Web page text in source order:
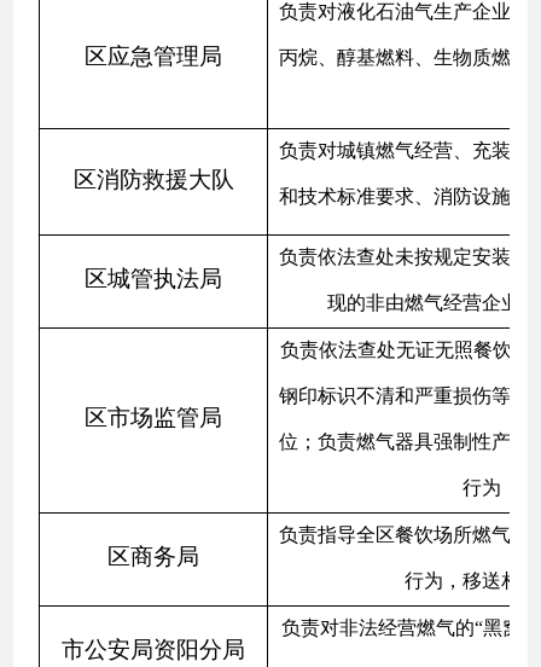
区应急管理局
负责对液化石油气生产企业、
丙烷、醇基燃料、生物质燃油
区消防救援大队
负责对城镇燃气经营、充装企
和技术标准要求、消防设施设
区城管执法局
负责依法查处未按规定安装使
现的非由燃气经营企业
区市场监管局
负责依法查处无证无照餐饮场
钢印标识不清和严重损伤等其
位；负责燃气器具强制性产品
行为，
区商务局
负责指导全区餐饮场所燃气安
行为，移送相
市公安局资阳分局
负责对非法经营燃气的“黑窝